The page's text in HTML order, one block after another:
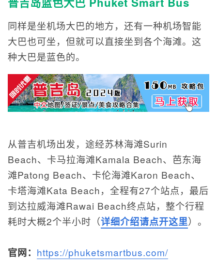
同样是坐机场大巴的地方，还有一种机场智能
大巴也可坐，但就可以直接坐到各个海滩。这
种大巴是蓝色的。
从普吉机场出发，途经苏林海滩Surin
Beach、卡马拉海滩Kamala Beach、芭东海
滩Patong Beach、卡伦海滩Karon Beach、
卡塔海滩Kata Beach，全程有27个站点，最后
到达拉威海滩Rawai Beach终点站，整个行程
耗时大概2个半小时（详细介绍请点开这里）。
官网： https://phuketsmartbus.com/